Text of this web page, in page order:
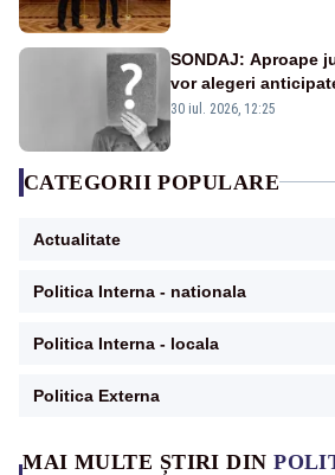
MAI MULTE ȘTIRI DIN
SONDAJ: Aproape
vor alegeri
30 iul. 2026, 12:25
CATEGORII POPULARE
Actualitate
Politica Interna - nationala
Politica Interna - locala
Politica Externa